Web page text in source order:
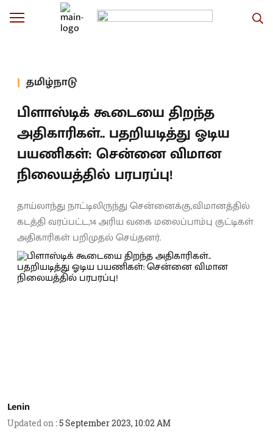
தமிழ்நாடு
பிளாஸ்டிக் கூடையை திறந்த
அதிகாரிகள்.. பதறியடித்து ஓடிய
பயணிகள்: சென்னை விமான
நிலையத்தில் பரபரப்பு!
தாய்லாந்து நாட்டிலிருந்து சென்னைக்கு,விமானத்தில்
கடத்தி வரப்பட்ட,14 அரிய வகை மலைப்பாம்பு குட்டிகள்
அதிகாரிகள் பறிமுதல் செய்தனர்.
Lenin
Updated on :5 September 2023, 10:02 AM